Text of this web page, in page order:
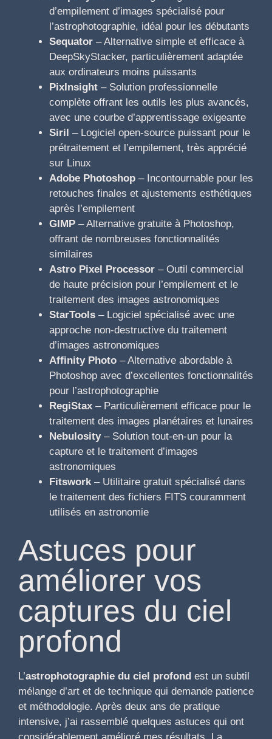
d’empilement d’images spécialisé pour
l’astrophotographie, idéal pour les débutants
Sequator – Alternative simple et efficace à
DeepSkyStacker, particulièrement adaptée
aux ordinateurs moins puissants
PixInsight – Solution professionnelle
complète offrant les outils les plus avancés,
avec une courbe d’apprentissage exigeante
Siril – Logiciel open-source puissant pour le
prétraitement et l’empilement, très apprécié
sur Linux
Adobe Photoshop – Incontournable pour les
retouches finales et ajustements esthétiques
après l’empilement
GIMP – Alternative gratuite à Photoshop,
offrant de nombreuses fonctionnalités
similaires
Astro Pixel Processor – Outil commercial
de haute précision pour l’empilement et le
traitement des images astronomiques
StarTools – Logiciel spécialisé avec une
approche non-destructive du traitement
d’images astronomiques
Affinity Photo – Alternative abordable à
Photoshop avec d’excellentes fonctionnalités
pour l’astrophotographie
RegiStax – Particulièrement efficace pour le
traitement des images planétaires et lunaires
Nebulosity– Solution tout-en-un pour la
capture et le traitement d’images
astronomiques
Fitswork – Utilitaire gratuit spécialisé dans
le traitement des fichiers FITS couramment
utilisés en astronomie
Astuces pour
améliorer vos
captures du ciel
profond
L’astrophotographie du ciel profond est un subtil
mélange d’art et de technique qui demande patience
et méthodologie. Après deux ans de pratique
intensive, j’ai rassemblé quelques astuces qui ont